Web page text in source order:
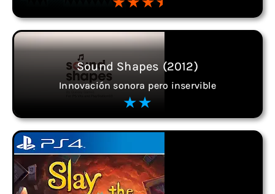
Sound Shapes (2012)
Innovación sonora pero inservible